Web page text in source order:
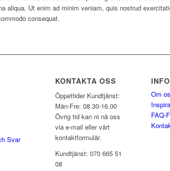
aliqua. Ut enim ad minim veniam, quis nostrud
consequat.
Svar
KONTAKTA OSS
Öppettider Kundtjänst:
Mån-Fre: 08.30-16.00
Övrig tid kan ni nå oss
via e-mail eller vårt
kontaktformulär.
Kundtjänst: 070 665 51
08
Om
FAQ-